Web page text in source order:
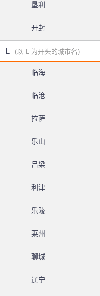
垦利
开封
L (以 L 为开头的城市名)
临海
临沧
拉萨
乐山
吕梁
利津
乐陵
莱州
聊城
辽宁